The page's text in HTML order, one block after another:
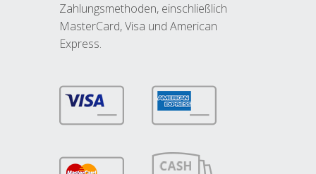
Zahlungsmethoden, einschließlich
MasterCard, Visa und American
Express.